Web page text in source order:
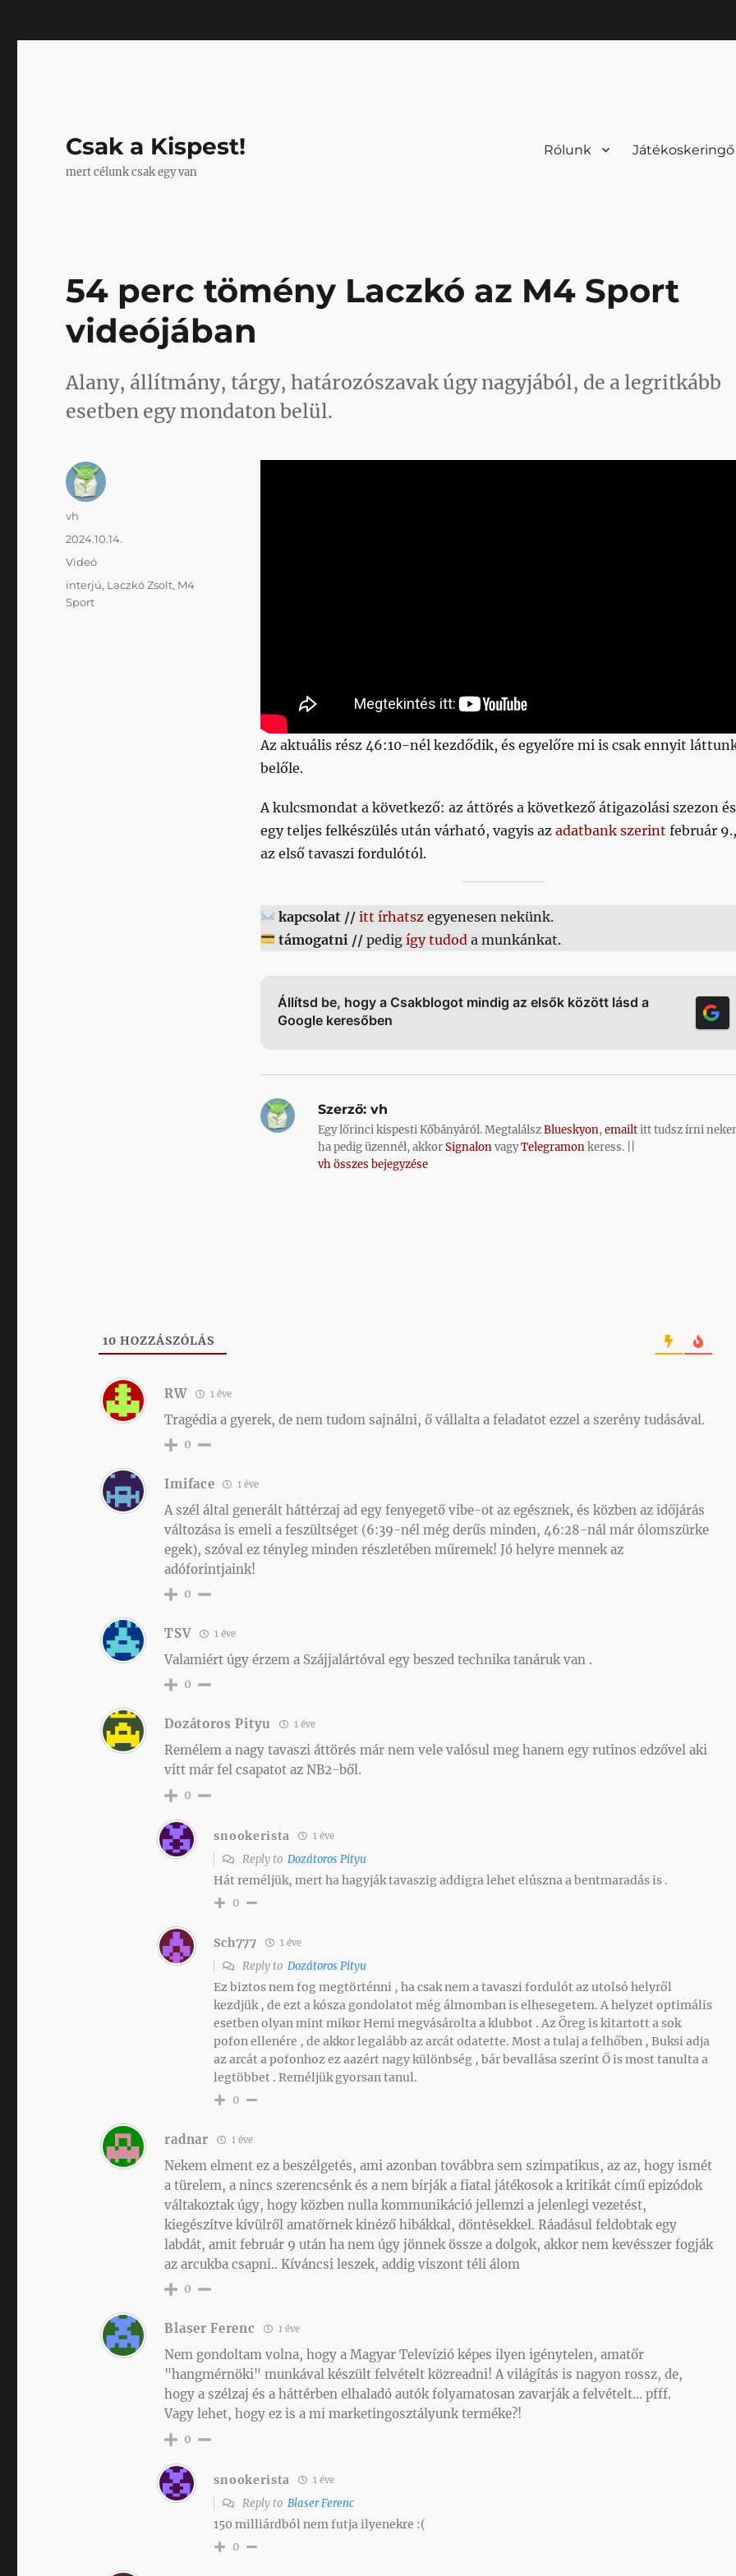
Csak a Kispest!
mert célunk csak egy van
Rólunk Játékoskeringő
54 perc tömény Laczkó az M4 Sport
videójában
Alany, állítmány, tárgy, határozószavak úgy nagyjából, de a legritkább
esetben egy mondaton belül.
Az aktuális rész 46:10-nél kezdődik, és egyelőre mi is csak ennyit
belőle.
A kulcsmondat a következő: az áttörés a következő átigazolási szezon és
egy teljes felkészülés után várható, vagyis az adatbank szerint február 9.,
az első tavaszi fordulótól.
kapcsolat // itt írhatsz egyenesen nekünk.
támogatni // pedigígy tudod a munkánkat.
Állítsd be, hogy a Csakblogot mindig az elsők között lásd a
Google keresőben
Szerző:vh
Egy lőrinci kispesti Kőbányáról. MegtalálszBlueskyon,emailtitt tudsz írni
ha pedig üzennél, akkorSignalonvagyTelegramonkeress. ||
vh összes bejegyzése
Szerző
vh
Közzétéve
2024.10.14.
Kategória
Videó
Címke
interjú, Laczkó Zsolt, M4
Sport
10 HOZZÁSZÓLÁS
RW 1 éve
Tragédia a gyerek, de nem tudom sajnálni, ő vállalta a feladatot ezzel a szerény tudásával.
0
Imiface 1 éve
A szél által generált háttérzaj ad egy fenyegető vibe-ot az egésznek, és közben az időjárás
változása is emeli a feszültséget (6:39-nél még derűs minden, 46:28-nál már ólomszürke
egek), szóval ez tényleg minden részletében műremek! Jó helyre mennek az
adóforintjaink!
0
TSV 1 éve
Valamiért úgy érzem a Szájjalártóval egy beszed technika tanáruk van .
0
Dozátoros Pityu 1 éve
Remélem a nagy tavaszi áttörés már nem vele valósul meg hanem egy rutinos edzővel aki
vitt már fel csapatot az NB2-ből.
0
snookerista 1 éve
Reply toDozátoros Pityu
Hát reméljük, mert ha hagyják tavaszig addigra lehet elúszna a bentmaradás is .
0
Sch777 1 éve
Reply toDozátoros Pityu
Ez biztos nem fog megtörténni , ha csak nem a tavaszi fordulót az utolsó helyről
kezdjük , de ezt a kósza gondolatot még álmomban is elhesegetem. A helyzet optimális
esetben olyan mint mikor Hemi megvásárolta a klubbot . Az Öreg is kitartott a sok
pofon ellenére , de akkor legalább az arcát odatette. Most a tulaj a felhőben , Buksi adja
az arcát a pofonhoz ez aazért nagy különbség , bár bevallása szerint Ő is most tanulta a
legtöbbet . Reméljük gyorsan tanul.
0
radnar 1 éve
Nekem elment ez a beszélgetés, ami azonban továbbra sem szimpatikus, az az, hogy ismét
a türelem, a nincs szerencsénk és a nem bírják a fiatal játékosok a kritikát című epizódok
váltakoztak úgy, hogy közben nulla kommunikáció jellemzi a jelenlegi vezetést,
kiegészítve kívülről amatőrnek kinéző hibákkal, döntésekkel. Ráadásul feldobtak egy
labdát, amit február 9 után ha nem úgy jönnek össze a dolgok, akkor nem kevésszer fogják
az arcukba csapni.. Kíváncsi leszek, addig viszont téli álom
0
Blaser Ferenc 1 éve
Nem gondoltam volna, hogy a Magyar Televízió képes ilyen igénytelen, amatőr
"hangmérnöki" munkával készült felvételt közreadni! A világítás is nagyon rossz, de,
hogy a szélzaj és a háttérben elhaladó autók folyamatosan zavarják a felvételt… pfff.
Vagy lehet, hogy ez is a mi marketingosztályunk terméke?!
0
snookerista 1 éve
Reply toBlaser Ferenc
150 milliárdból nem futja ilyenekre :(
0